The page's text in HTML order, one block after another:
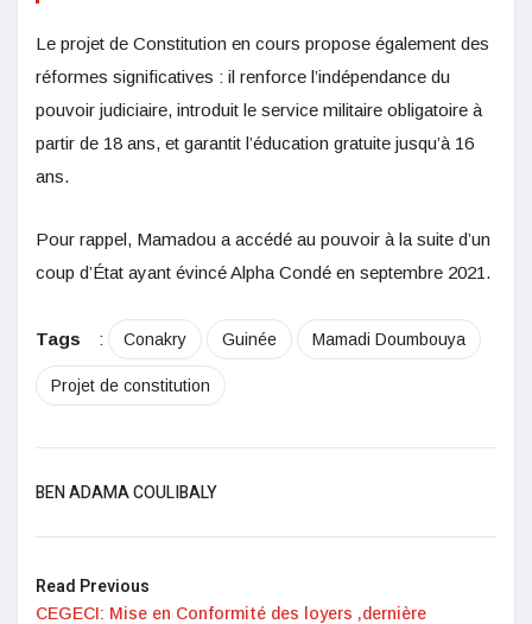
Le projet de Constitution en cours propose également des
réformes significatives : il renforce l’indépendance du
pouvoir judiciaire, introduit le service militaire obligatoire à
partir de 18 ans, et garantit l’éducation gratuite jusqu’à 16
ans.
Pour rappel, Mamadou a accédé au pouvoir à la suite d’un
coup d’État ayant évincé Alpha Condé en septembre 2021.
Tags : Conakry Guinée Mamadi Doumbouya
Projet de constitution
BEN ADAMA COULIBALY
Read Previous
CEGECI: Mise en Conformité des loyers ,dernière